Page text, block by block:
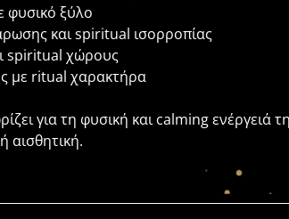
φυσικό ξύλο
και spiritual ισορροπίας
spiritual χώρους
με ritual χαρακτήρα
για τη φυσική και calming
αισθητική.